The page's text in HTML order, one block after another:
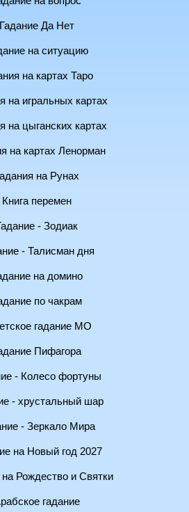
Гадание Да Нет
на ситуацию
на картах Таро
на игральных картах
на цыганских картах
на картах Ленорман
на Рунах
Книга перемен
- Зодиак
- Талисман дня
на домино
по чакрам
гадание МО
Пифагора
- Колесо фортуны
- хрустальный шар
- Зеркало Мира
на Новый год 2027
на Рождество и Святки
гадание